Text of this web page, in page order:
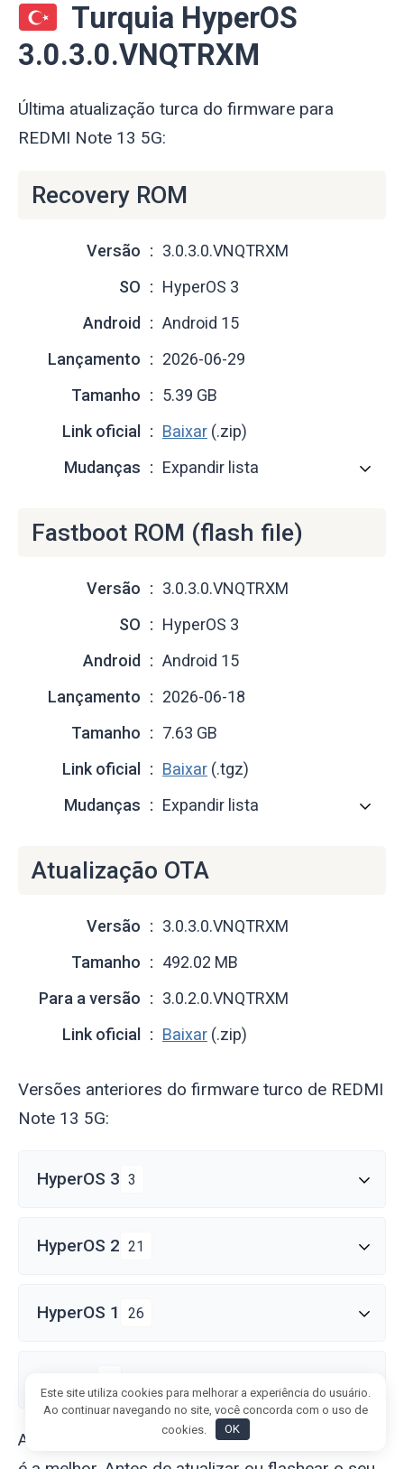
Turquia HyperOS
3.0.3.0.VNQTRXM
Última atualização turca do firmware para
REDMI Note 13 5G:
Recovery ROM
Versão
3.0.3.0.VNQTRXM
SO
HyperOS 3
Android
Android 15
Lançamento
2026-06-29
Tamanho
5.39 GB
Link oficial
Baixar (.zip)
Mudanças
Expandir lista
Fastboot ROM (flash file)
Versão
3.0.3.0.VNQTRXM
SO
HyperOS 3
Android
Android 15
Lançamento
2026-06-18
Tamanho
7.63 GB
Link oficial
Baixar (.tgz)
Mudanças
Expandir lista
Atualização OTA
Versão
3.0.3.0.VNQTRXM
Tamanho
492.02 MB
Para a versão
3.0.2.0.VNQTRXM
Link oficial
Baixar (.zip)
Versões anteriores do firmware turco de REDMI
Note 13 5G:
HyperOS 3 3
HyperOS 2 21
HyperOS 1 26
A última atualização do HyperOS 3 nem sempre
Este site utiliza cookies para melhorar a experiência do usuário.
Ao continuar navegando no site, você concorda com o uso de
cookies.
OK